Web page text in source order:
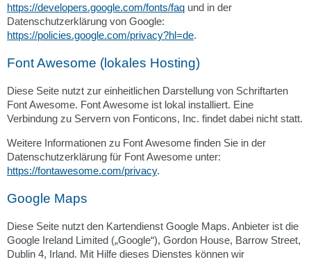
https://developers.google.com/fonts/faq und in der
Datenschutzerklärung von Google:
https://policies.google.com/privacy?hl=de.
Font Awesome (lokales Hosting)
Diese Seite nutzt zur einheitlichen Darstellung von Schriftarten
Font Awesome. Font Awesome ist lokal installiert. Eine
Verbindung zu Servern von Fonticons, Inc. findet dabei nicht statt.
Weitere Informationen zu Font Awesome finden Sie in der
Datenschutzerklärung für Font Awesome unter:
https://fontawesome.com/privacy.
Google Maps
Diese Seite nutzt den Kartendienst Google Maps. Anbieter ist die
Google Ireland Limited („Google“), Gordon House, Barrow Street,
Dublin 4, Irland. Mit Hilfe dieses Dienstes können wir